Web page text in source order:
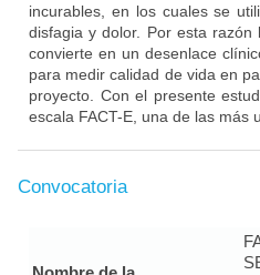
incurables, en los cuales se
disfagia y dolor. Por esta
convierte en un desenlace
para medir calidad de vida en
proyecto. Con el presente
escala FACT-E, una de las más
Convocatoria